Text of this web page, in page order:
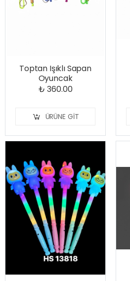
Toptan Işıklı Sapan
Oyuncak
₺ 360.00
ÜRÜNE GIT